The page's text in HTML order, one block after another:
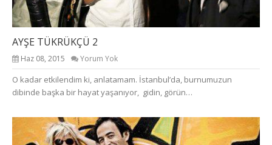
AYŞE TÜKRÜKÇÜ 2
Haz 08, 2015 Yorum Yok
O kadar etkilendim ki, anlatamam. İstanbul’da, burnumuzun
dibinde başka bir hayat yaşanıyor, gidin, görün…